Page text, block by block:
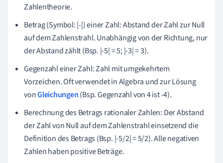
Zahlentheorie.
Betrag (Symbol: |-|) einer Zahl: Abstand der Zahl zur Null
auf dem Zahlenstrahl. Unabhängig von der Richtung, nur
der Abstand zählt (Bsp. |-5| = 5; |-3| = 3).
Gegenzahl einer Zahl: Zahl mit umgekehrtem
Vorzeichen. Oft verwendet in Algebra und zur Lösung
vonGleichungen(Bsp. Gegenzahl von 4 ist -4).
Berechnung des Betrags rationaler Zahlen: Der Abstand
der Zahl von Null auf dem Zahlenstrahl einsetzend die
Definition des Betrags (Bsp. |-5/2| = 5/2). Alle negativen
Zahlen haben positive Beträge.